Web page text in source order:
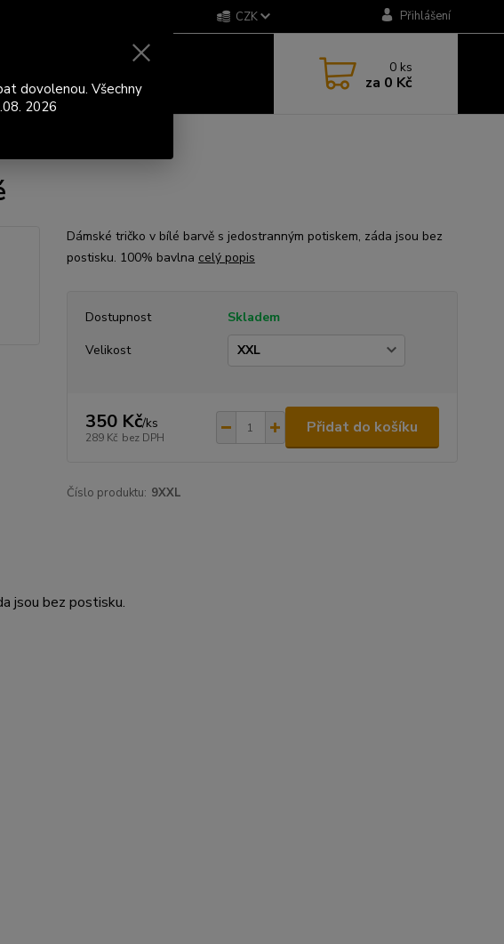
CZK Přihlášení
0 ks
za 0 Kč
Dámské tričko v bílé barvě s jedostranným potiskem, záda jsou bez
postisku. 100% bavlna celý popis
Dostupnost
Skladem
Velikost
350 Kč/ks
289 Kč bez DPH
Přidat do košíku
Číslo produktu: 9XXL
jsou bez postisku.
dovolenou. Všechny
2026